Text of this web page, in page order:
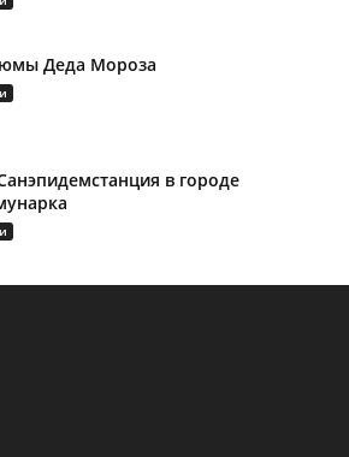
Деда Мороза
в городе